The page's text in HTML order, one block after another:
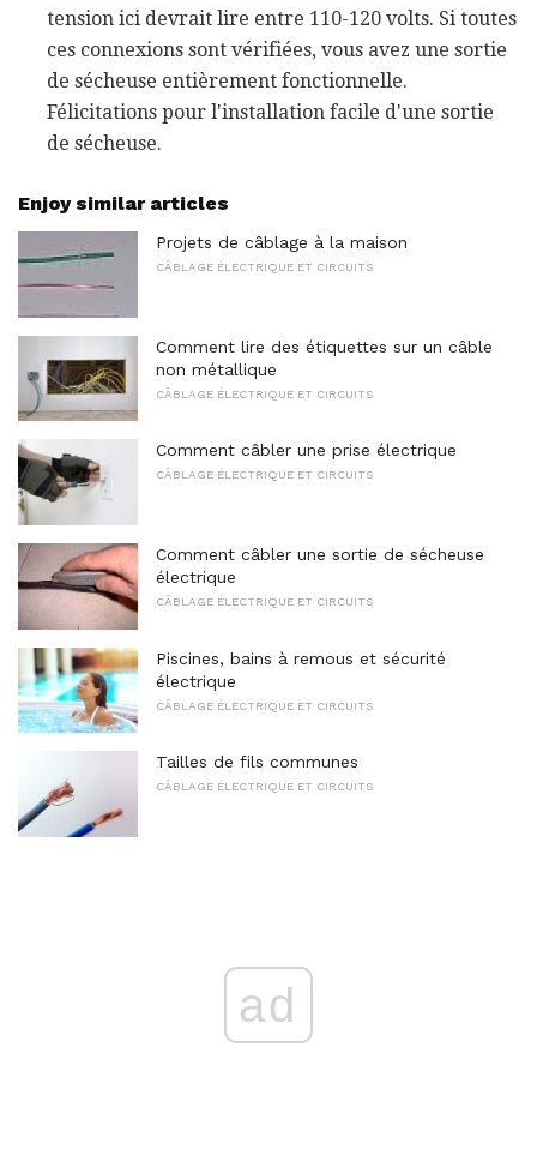
tension ici devrait lire entre 110-120 volts. Si toutes
ces connexions sont vérifiées, vous avez une sortie
de sécheuse entièrement fonctionnelle.
Félicitations pour l'installation facile d'une sortie
de sécheuse.
Enjoy similar articles
Projets de câblage à la maison
CÂBLAGE ÉLECTRIQUE ET CIRCUITS
Comment lire des étiquettes sur un câble
non métallique
CÂBLAGE ÉLECTRIQUE ET CIRCUITS
Comment câbler une prise électrique
CÂBLAGE ÉLECTRIQUE ET CIRCUITS
Comment câbler une sortie de sécheuse
électrique
CÂBLAGE ÉLECTRIQUE ET CIRCUITS
Piscines, bains à remous et sécurité
électrique
CÂBLAGE ÉLECTRIQUE ET CIRCUITS
Tailles de fils communes
CÂBLAGE ÉLECTRIQUE ET CIRCUITS
ad